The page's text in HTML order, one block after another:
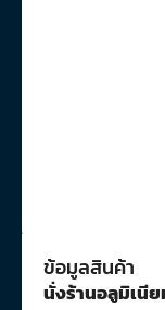
ข้อมูลสินค้า
นั่งร้านอลูมิเนี